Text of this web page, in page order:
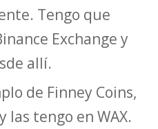
Tengo que
Exchange y
allí.
de Finney Coins,
las tengo en WAX.